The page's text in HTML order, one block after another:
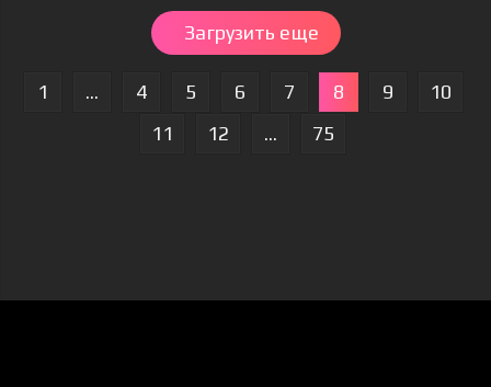
Загрузить еще
1 ... 4 5 6 7 8 9
10
11
12 ... 75